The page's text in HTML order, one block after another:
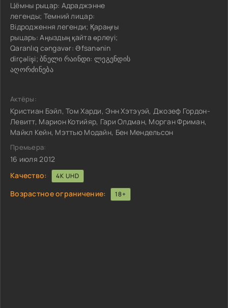
Цёмны рыцар: Адраджэнне
легенды; Темний лицар:
Відродження легенди; Қараңғы
рыцарь: Аңыздың қайта өрлеуі;
Qaranlıq cəngavər: Əfsanənin
dirçəlişi; ბნელი რაინდი: ლეგენდის
აღორძინება
Актёры:
Кристиан Бэйл, Том Харди, Энн Хэтэуэй, Джозеф Гордон-
Левитт, Марион Котийяр, Гари Олдман, Морган Фриман,
Майкл Кейн, Мэттью Модайн, Бен Мендельсон
Премьера:
16 июля 2012
Качество:
4K UHD
Возрастное ограничение: 18+